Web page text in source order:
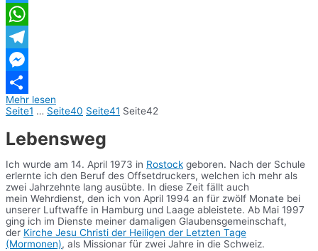
Twitter
WhatsApp
Telegram
Messenger
Teilen
Mehr lesen
Seite1 … Seite40 Seite41 Seite42
Lebensweg
Ich wurde am 14. April 1973 in Rostock geboren. Nach der Schule
erlernte ich den Beruf des Offsetdruckers, welchen ich mehr als
zwei Jahrzehnte lang ausübte. In diese Zeit fällt auch
mein Wehrdienst, den ich von April 1994 an für zwölf Monate bei
unserer Luftwaffe in Hamburg und Laage ableistete. Ab Mai 1997
ging ich im Dienste meiner damaligen Glaubensgemeinschaft,
der Kirche Jesu Christi der Heiligen der Letzten Tage
(Mormonen), als Missionar für zwei Jahre in die Schweiz.